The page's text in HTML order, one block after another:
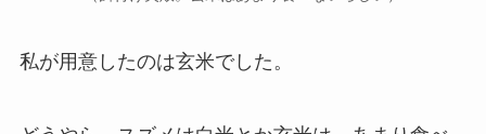
私が用意したのは玄米でした。